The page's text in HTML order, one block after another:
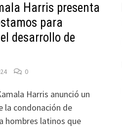
Harris presenta
para
desarrollo de
0
Harris anunció un
la condonación de
hombres latinos que